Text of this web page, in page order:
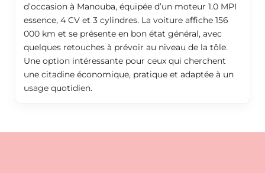
d’occasion à Manouba, équipée d’un moteur 1.0 MPI
essence, 4 CV et 3 cylindres. La voiture affiche 156
000 km et se présente en bon état général, avec
quelques retouches à prévoir au niveau de la tôle.
Une option intéressante pour ceux qui cherchent
une citadine économique, pratique et adaptée à un
usage quotidien.